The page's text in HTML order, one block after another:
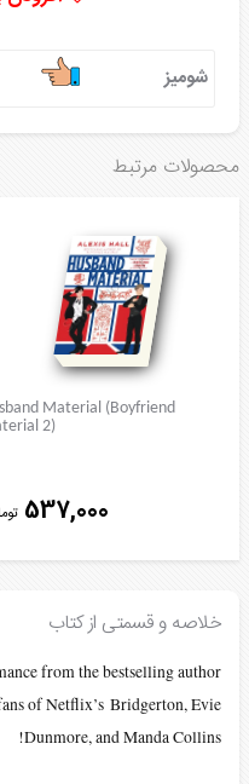
شومیز
محصولات مرتبط
Material (Boyfriend
2)
537,000
خلاصه و قسمتی از کتاب
from the bestselling author
of Netflix’s Bridgerton, Evie
Dunmore, and Manda Collins!